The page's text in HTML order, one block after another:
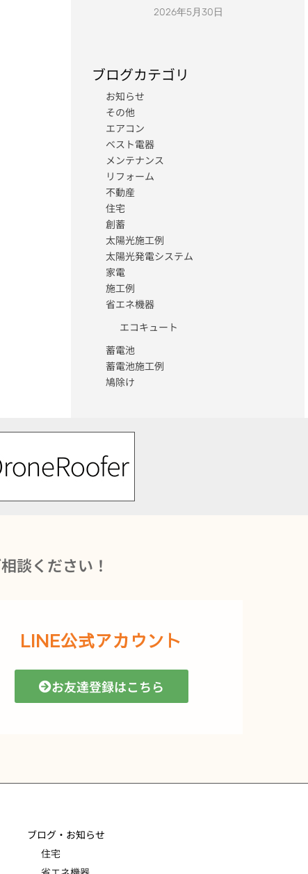
2026年5月30日
ブログカテゴリ
お知らせ
その他
エアコン
ベスト電器
メンテナンス
リフォーム
不動産
住宅
創蓄
太陽光施工例
太陽光発電システム
家電
施工例
省エネ機器
エコキュート
蓄電池
蓄電池施工例
鳩除け
談ください！
LINE公式アカウント
お友達登録はこちら
ブログ・お知らせ
住宅